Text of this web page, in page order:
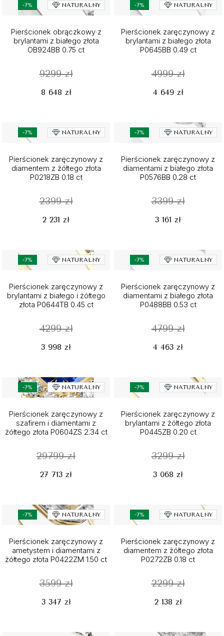
-7% NATURALNY
Pierścionek obrączkowy z
brylantami z białego złota
OB924BB 0.75 ct
9299 zł
8 648 zł
-7% NATURALNY
Pierścionek zaręczynowy z
brylantami z białego złota
P0645BB 0.49 ct
4999 zł
4 649 zł
-7% NATURALNY
Pierścionek zaręczynowy z
diamentem z żółtego złota
P0218ZB 0.18 ct
2399 zł
2 231 zł
-7% NATURALNY
Pierścionek zaręczynowy z
diamentami z białego złota
P0576BB 0.28 ct
3399 zł
3 161 zł
-7% NATURALNY
Pierścionek zaręczynowy z
brylantami z białego i żółtego
złota P0644TB 0.45 ct
4299 zł
3 998 zł
-7% NATURALNY
Pierścionek zaręczynowy z
diamentami z białego złota
P0488BB 0.53 ct
4799 zł
4 463 zł
-7% NATURALNY
Pierścionek zaręczynowy z
szafirem i diamentami z
żółtego złota P0604ZS 2.34 ct
29799 zł
27 713 zł
-7% NATURALNY
Pierścionek zaręczynowy z
brylantami z żółtego złota
P0445ZB 0.20 ct
3299 zł
3 068 zł
-7% NATURALNY
Pierścionek zaręczynowy z
ametystem i diamentami z
żółtego złota P0422ZM 1.50 ct
3599 zł
3 347 zł
-7% NATURALNY
Pierścionek zaręczynowy z
diamentem z żółtego złota
P0272ZB 0.18 ct
2299 zł
2 138 zł